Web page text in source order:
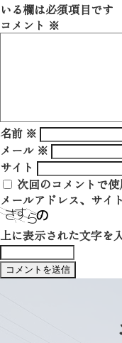
いる欄は必須項目です
コメント ※
名前 ※
メール ※
サイト
次回のコメントで
メールアドレス、サイ
上に表示された文字を